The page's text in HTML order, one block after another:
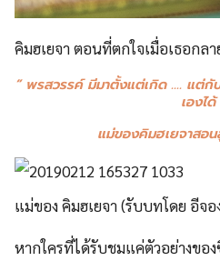
คิมฮเยจา ตอนที่ตกใจเมื่อเธอกล
” พรสวรรค์ มีมาตั้งแต่เกิด …. แต่กั
เองได้
แม่ของคิมฮเยจาสอน
แม่ของ คิมฮเยจา (รับบทโดย อี
หากใครที่ได้รับชมแค่ตัวอย่างขอ